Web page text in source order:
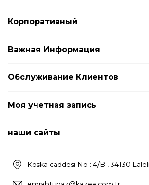
Корпоративный
Важная Информация
Обслуживание Клиентов
Моя учетная запись
наши сайты
Koska caddesi No : 4/B , 34130